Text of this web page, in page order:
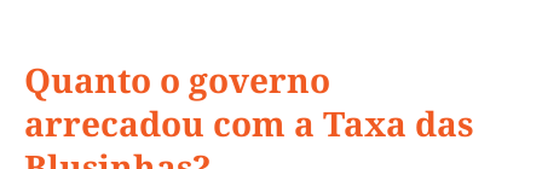
Quanto o governo
arrecadou com a Taxa das